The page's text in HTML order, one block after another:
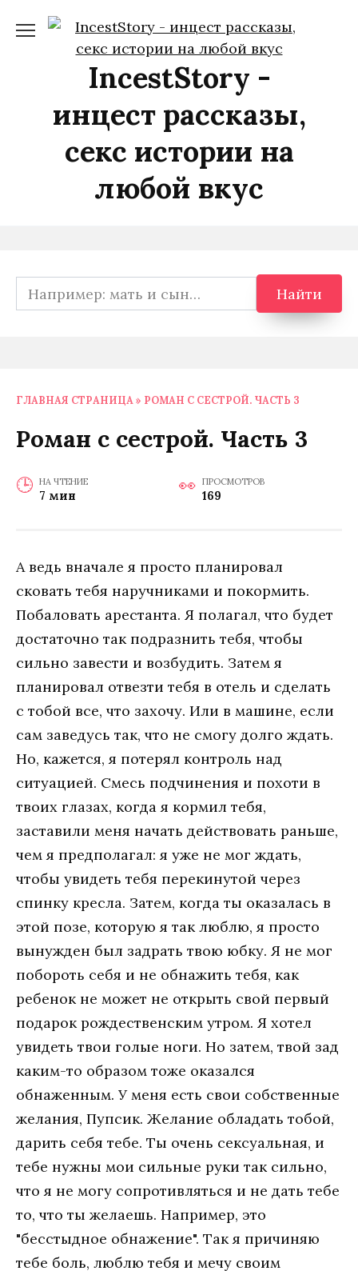
содержанию
IncestStory -
инцест рассказы,
секс истории на
любой вкус
Search
for:
Найти
ГЛАВНАЯ СТРАНИЦА » РОМАН С СЕСТРОЙ. ЧАСТЬ 3
Роман с сестрой. Часть 3
НА ЧТЕНИЕ
7 мин
ПРОСМОТРОВ
169
А ведь вначале я просто планировал
сковать тебя наручниками и покормить.
Побаловать арестанта. Я полагал, что будет
достаточно так подразнить тебя, чтобы
сильно завести и возбудить. Затем я
планировал отвезти тебя в отель и сделать
с тобой все, что захочу. Или в машине, если
сам заведусь так, что не смогу долго ждать.
Но, кажется, я потерял контроль над
ситуацией. Смесь подчинения и похоти в
твоих глазах, когда я кормил тебя,
заставили меня начать действовать раньше,
чем я предполагал: я уже не мог ждать,
чтобы увидеть тебя перекинутой через
спинку кресла. Затем, когда ты оказалась в
этой позе, которую я так люблю, я просто
вынужден был задрать твою юбку. Я не мог
побороть себя и не обнажить тебя, как
ребенок не может не открыть свой первый
подарок рождественским утром. Я хотел
увидеть твои голые ноги. Но затем, твой зад
каким-то образом тоже оказался
обнаженным. У меня есть свои собственные
желания, Пупсик. Желание обладать тобой,
дарить себя тебе. Ты очень сексуальная, и
тебе нужны мои сильные руки так сильно,
что я не могу сопротивляться и не дать тебе
то, что ты желаешь. Например, это
"бесстыдное обнажение". Так я причиняю
тебе боль, люблю тебя и мечу своим